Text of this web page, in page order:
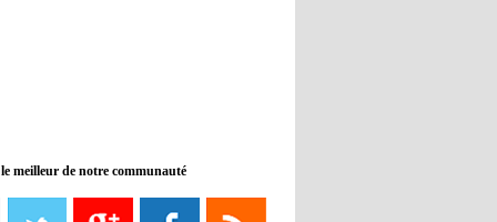
08:21 - 2022/11/08
propriétaire
meilleur de notre communauté